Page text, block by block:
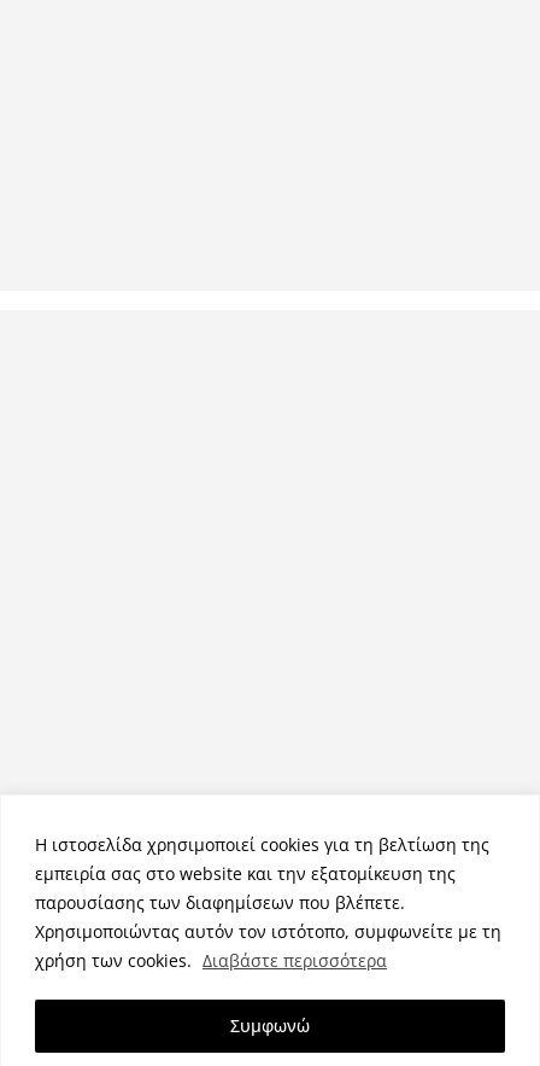
Η ιστοσελίδα χρησιμοποιεί cookies για τη βελτίωση της
εμπειρία σας στο website και την εξατομίκευση της
παρουσίασης των διαφημίσεων που βλέπετε.
Χρησιμοποιώντας αυτόν τον ιστότοπο, συμφωνείτε με τη
χρήση των cookies. Διαβάστε περισσότερα
Συμφωνώ
Πνευματικά Δικαιώματα © 2026NemeaPress. Τα πνευματικά
δικαιώματα προστατεύονται.
Θέμα:ColorMagαπό ThemeGrill. Κατασκευασμένο με
WordPress